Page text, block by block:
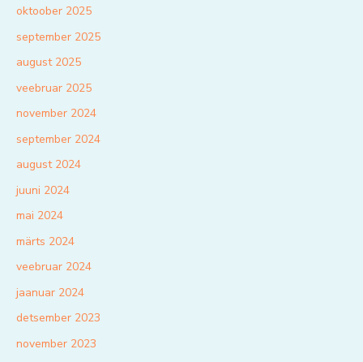
oktoober 2025
september 2025
august 2025
veebruar 2025
november 2024
september 2024
august 2024
juuni 2024
mai 2024
märts 2024
veebruar 2024
jaanuar 2024
detsember 2023
november 2023